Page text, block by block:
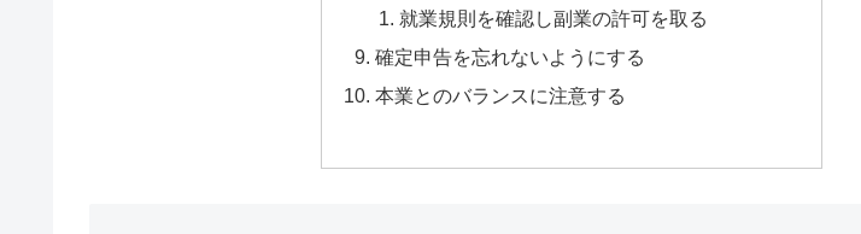
就業規則を確認し副業の許可を取る
確定申告を忘れないようにする
本業とのバランスに注意する